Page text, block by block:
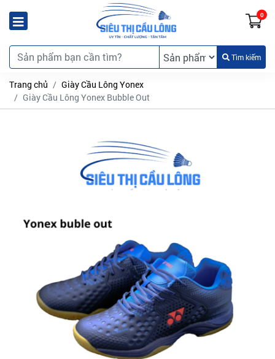
0
Tìm kiếm
Trang chủ
Giày Cầu Lông Yonex
Giày Cầu Lông Yonex Bubble Out